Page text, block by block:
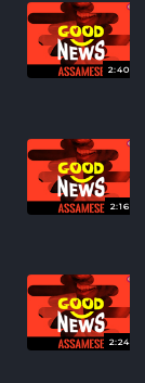
2:40
2:16
2:24